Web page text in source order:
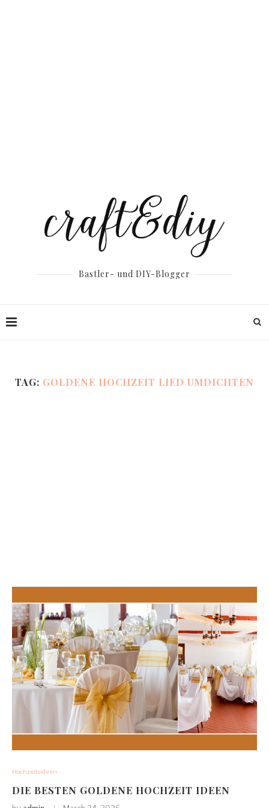
Bastler- und DIY-Blogger
TAG: GOLDENE HOCHZEIT LIED UMDICHTEN
Hochzeitsideen
DIE BESTEN GOLDENE HOCHZEIT IDEEN